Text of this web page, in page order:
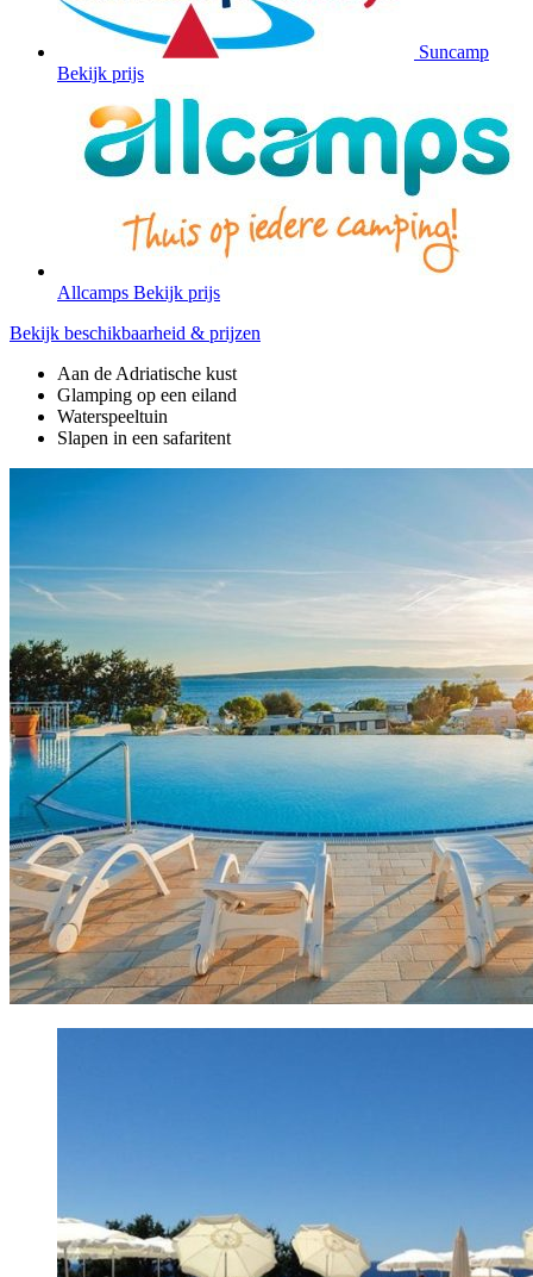
Suncamp
Bekijk prijs
Allcamps Bekijk prijs
Bekijk beschikbaarheid & prijzen
Aan de Adriatische kust
Glamping op een eiland
Waterspeeltuin
Slapen in een safaritent